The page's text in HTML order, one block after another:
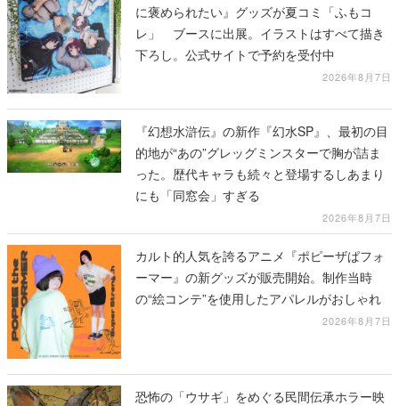
に褒められたい』グッズが夏コミ「ふもコ
レ」 ブースに出展。イラストはすべて描き
下ろし。公式サイトで予約を受付中
2026年8月7日
『幻想水滸伝』の新作『幻水SP』、最初の目
的地が“あの”グレッグミンスターで胸が詰ま
った。歴代キャラも続々と登場するしあまり
にも「同窓会」すぎる
2026年8月7日
カルト的人気を誇るアニメ『ポピーザぱフォ
ーマー』の新グッズが販売開始。制作当時
の“絵コンテ”を使用したアパレルがおしゃれ
2026年8月7日
恐怖の「ウサギ」をめぐる民間伝承ホラー映